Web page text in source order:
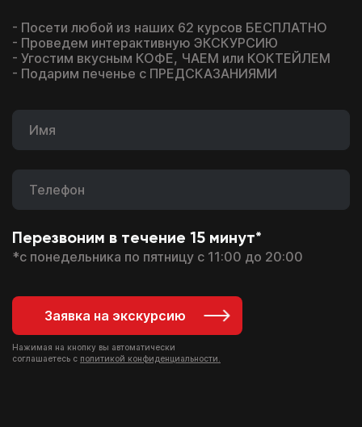
- Посети любой из наших 62 курсов БЕСПЛАТНО
- Проведем интерактивную ЭКСКУРСИЮ
- Угостим вкусным КОФЕ, ЧАЕМ или КОКТЕЙЛЕМ
- Подарим печенье с ПРЕДСКАЗАНИЯМИ
Перезвоним в течение 15 минут*
*с понедельника по пятницу с 11:00 до 20:00
Заявка на экскурсию
Нажимая на кнопку вы автоматически
соглашаетесь с политикой конфиденциальности.